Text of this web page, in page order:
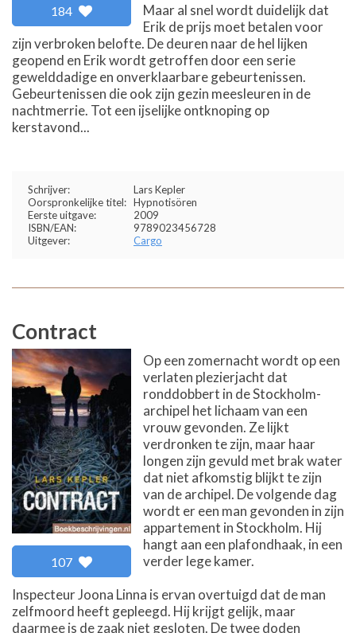
184
Maar al snel wordt duidelijk dat
Erik de prijs moet betalen voor
zijn verbroken belofte. De deuren naar de hel lijken
geopend en Erik wordt getroffen door een serie
gewelddadige en onverklaarbare gebeurtenissen.
Gebeurtenissen die ook zijn gezin meesleuren in de
nachtmerrie. Tot een ijselijke ontknoping op
kerstavond...
Schrijver:
Lars Kepler
Oorspronkelijke titel: Hypnotisören
Eerste uitgave:
2009
ISBN/EAN:
9789023456728
Uitgever:
Cargo
Contract
107
Op een zomernacht wordt op een
verlaten plezierjacht dat
ronddobbert in de Stockholm-
archipel het lichaam van een
vrouw gevonden. Ze lijkt
verdronken te zijn, maar haar
longen zijn gevuld met brak water
dat niet afkomstig blijkt te zijn
van de archipel. De volgende dag
wordt er een man gevonden in zijn
appartement in Stockholm. Hij
hangt aan een plafondhaak, in een
verder lege kamer.
Inspecteur Joona Linna is ervan overtuigd dat de man
zelfmoord heeft gepleegd. Hij krijgt gelijk, maar
daarmee is de zaak niet gesloten. De twee doden